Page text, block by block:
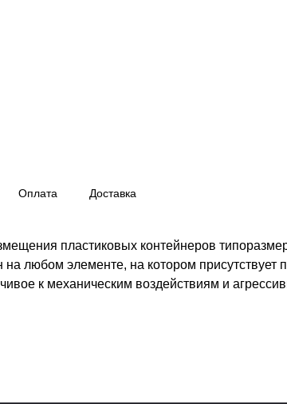
Оплата Доставка
пластиковых контейнеров
любом элементе, на котором
к механическим воздействиям и